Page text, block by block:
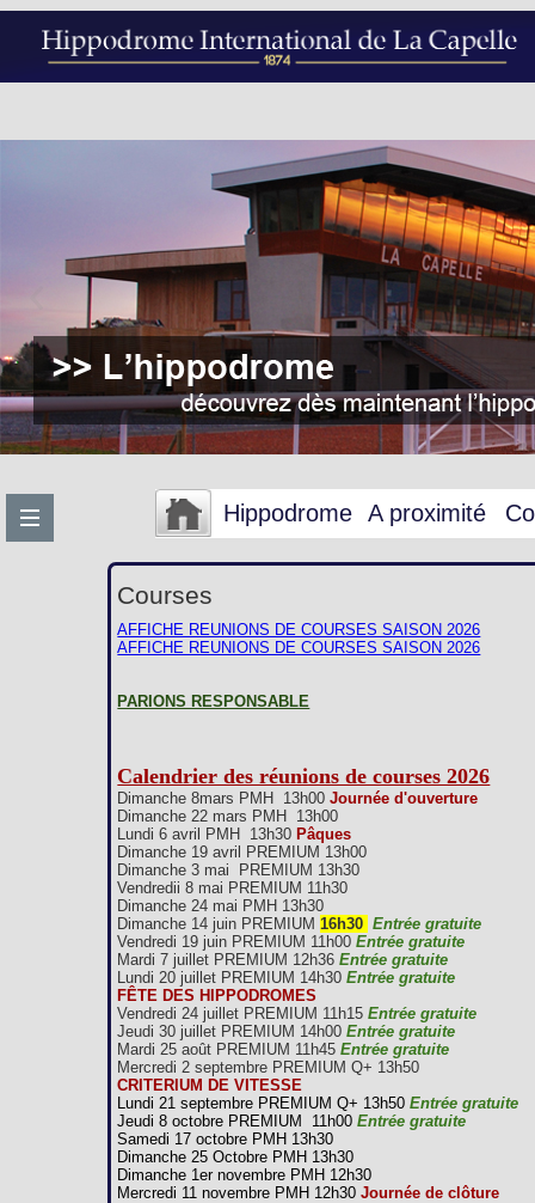
Hippodrome A proximité
Courses
AFFICHE REUNIONS DE COURSES SAISON 2026
AFFICHE REUNIONS DE COURSES SAISON 2026
PARIONS RESPONSABLE
Calendrier des réunions de courses 2026
Dimanche 8mars PMH 13h00Journée d'ouverture
Dimanche 22 mars PMH 13h00
Lundi 6 avril PMH 13h30 Pâques
Dimanche 19 avril PREMIUM 13h00
Dimanche 3 mai PREMIUM 13h30
Vendredii 8 mai PREMIUM 11h30
Dimanche 24 mai PMH 13h30
Dimanche 14 juin PREMIUM16h30 Entrée gratuite
Vendredi 19 juin PREMIUM 11h00Entrée gratuite
Mardi 7 juillet PREMIUM 12h36Entrée gratuite
Lundi 20 juillet PREMIUM 14h30Entrée gratuite
FÊTE DES HIPPODROMES
Vendredi 24 juillet PREMIUM 11h15Entrée gratuite
Jeudi 30 juillet PREMIUM 14h00 Entrée gratuite
Mardi 25 août PREMIUM 11h45Entrée gratuite
Mercredi 2 septembre PREMIUM Q+ 13h50
CRITERIUM DE VITESSE
Lundi 21 septembre PREMIUM Q+ 13h50Entrée gratuite
Jeudi 8 octobre PREMIUM 11h00Entrée gratuite
Samedi 17 octobre PMH 13h30
Dimanche 25 Octobre PMH 13h30
Dimanche 1er novembre PMH 12h30
Mercredi 11 novembre PMH 12h30Journée de clôture